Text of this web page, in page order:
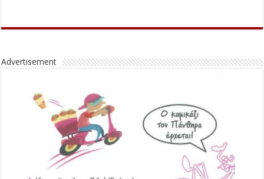
Advertisement